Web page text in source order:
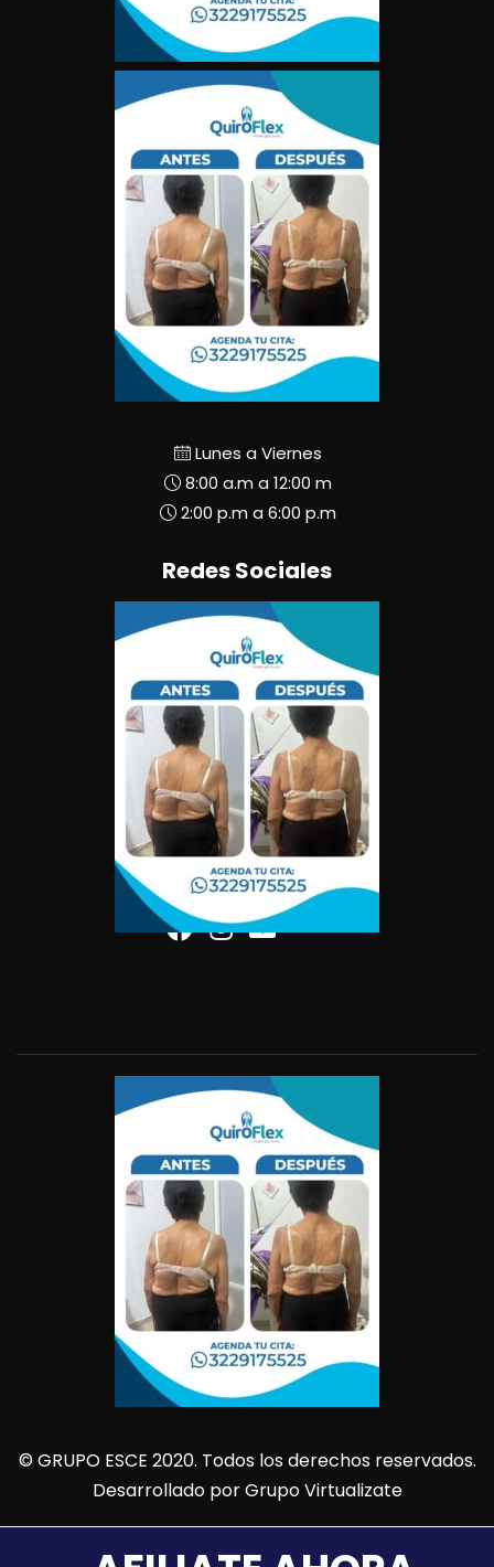
Lunes a Viernes
8:00 a.m a 12:00 m
2:00 p.m a 6:00 p.m
Redes Sociales
© GRUPO ESCE 2020. Todos los derechos reservados.
Desarrollado porGrupo Virtualizate